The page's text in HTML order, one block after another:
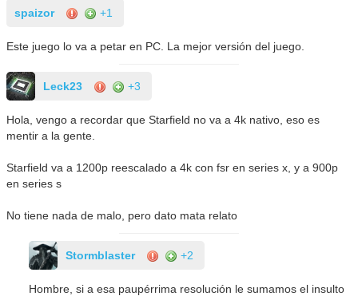
spaizor +1
Este juego lo va a petar en PC. La mejor versión del juego.
Leck23 +3
Hola, vengo a recordar que Starfield no va a 4k nativo, eso es
mentir a la gente.
Starfield va a 1200p reescalado a 4k con fsr en series x, y a 900p
en series s
No tiene nada de malo, pero dato mata relato
Stormblaster +2
Hombre, si a esa paupérrima resolución le sumamos el insulto